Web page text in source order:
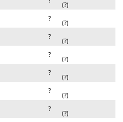
(?)
?
(?)
?
(?)
?
(?)
?
(?)
?
(?)
?
(?)